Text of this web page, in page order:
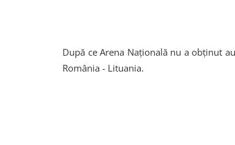
După ce Arena Națională nu a obținut
România - Lituania.